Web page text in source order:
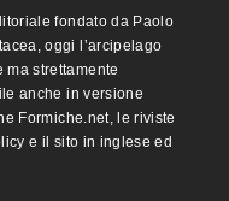
fondato da Paolo
oggi l’arcipelago
ma strettamente
anche in versione
Formiche.net, le riviste
e il sito in inglese ed